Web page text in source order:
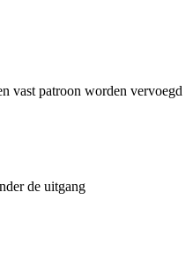
vast patroon worden vervoegd
de uitgang